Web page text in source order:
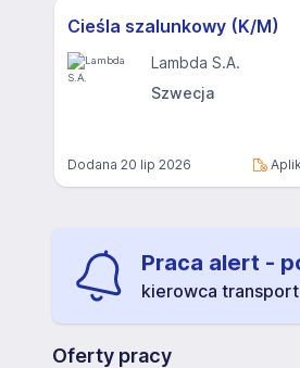
Cieśla szalunkowy (K/M)
Lambda S.A.
Szwecja
Dodana 20 lip 2026
Praca alert -
kierowca
Oferty pracy